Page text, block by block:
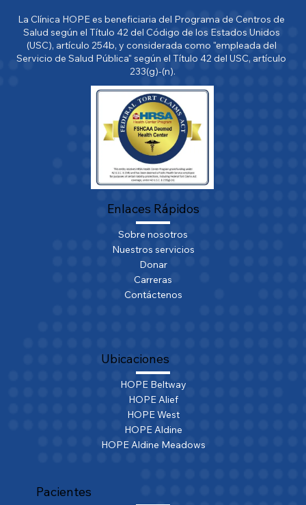
Enlaces Rápidos
Sobre nosotros
Nuestros servicios
Donar
Carreras
Contáctenos
Ubicaciones
HOPE Beltway
HOPE Alief
HOPE West
HOPE Aldine
HOPE Aldine Meadows
Pacientes
La Clínica HOPE es beneficiaria del Programa de Centros de
Salud según el Título 42 del Código de los Estados Unidos
(USC), artículo 254b, y considerada como "empleada del
Servicio de Salud Pública" según el Título 42 del USC, artículo
233(g)-(n).